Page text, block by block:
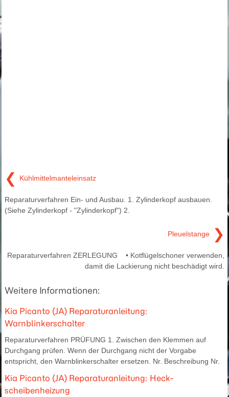
❮ Kühlmittelmanteleinsatz
Reparaturverfahren Ein- und Ausbau. 1. Zylinderkopf ausbauen.
(Siehe Zylinderkopf - "Zylinderkopf") 2.
Pleuelstange ❯
Reparaturverfahren ZERLEGUNG • Kotflügelschoner verwenden,
damit die Lackierung nicht beschädigt wird.
Weitere Informationen:
Kia Picanto (JA) Reparaturanleitung:
Warnblinkerschalter
Reparaturverfahren PRÜFUNG 1. Zwischen den Klemmen auf
Durchgang prüfen. Wenn der Durchgang nicht der Vorgabe
entspricht, den Warnblinkerschalter ersetzen. Nr. Beschreibung Nr.
Kia Picanto (JA) Reparaturanleitung: Heck-
scheibenheizung